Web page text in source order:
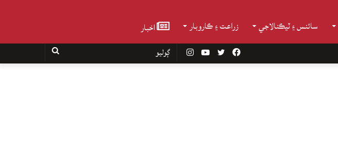
سائنس ۽ ٽيڪنالاجي زراعت ۽ ڪاروبار اخبار
InstagramYouTube Twitter
Facebook